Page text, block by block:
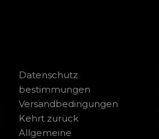
Datenschutz
bestimmungen
Versandbedingungen
Kehrt zurück
Allgemeine